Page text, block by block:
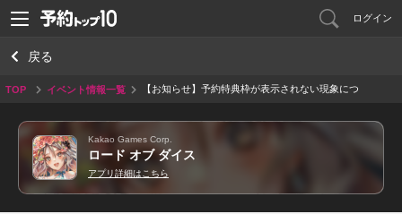
ログイン
戻る
TOP イベント情報一覧
【お知らせ】予約特典枠が表示されない現象につ
Kakao Games Corp.
ロード オブ ダイス
アプリ詳細はこちら